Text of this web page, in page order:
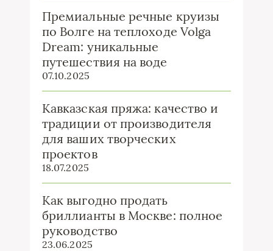
Премиальные речные круизы
по Волге на теплоходе Volga
Dream: уникальные
путешествия на воде
07.10.2025
Кавказская пряжа: качество и
традиции от производителя
для ваших творческих
проектов
18.07.2025
Как выгодно продать
бриллианты в Москве: полное
руководство
23.06.2025